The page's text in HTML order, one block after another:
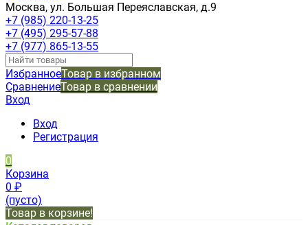
Москва, ул. Большая Переяславская, д.9
+7 (985) 220-13-25
+7 (495) 295-57-88
+7 (977) 865-13-55
ИзбранноеТовар в избранном
СравнениеТовар в сравнении
Вход
Вход
Регистрация
0
Корзина
0 ₽
(пусто)
Товар в корзине!